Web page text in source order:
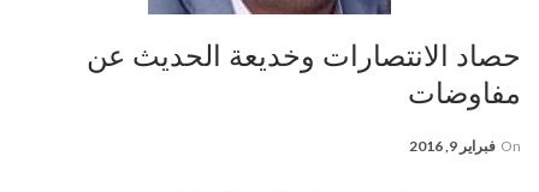
حصاد الانتصارات وخديعة الحديث عن
مفاوضات
On فبراير 9, 2016